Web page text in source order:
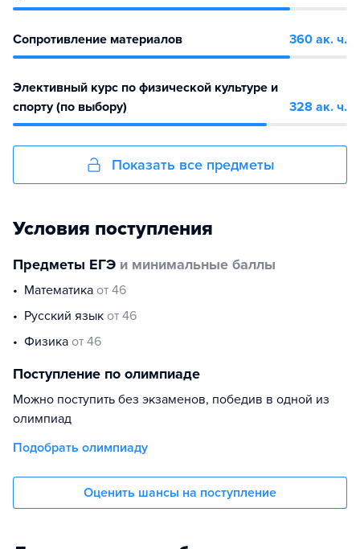
Сопротивление материалов 360 ак. ч.
Элективный курс по физической культуре и
спорту (по выбору)
328 ак. ч.
Показать все предметы
Условия поступления
Предметы ЕГЭ и минимальные баллы
математика от 46
русский язык от 46
физика от 46
Поступление по олимпиаде
Можно поступить без экзаменов, победив в одной из
олимпиад
Подобрать олимпиаду
Оценить шансы на поступление